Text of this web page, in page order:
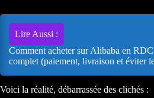
Lire Aussi :
Comment acheter sur Alibaba en
complet (paiement, livraison et éviter
Voici la réalité, débarrassée des clichés :